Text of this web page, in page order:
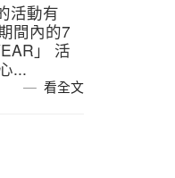
活動有
間內的7
」 活
...
看全文